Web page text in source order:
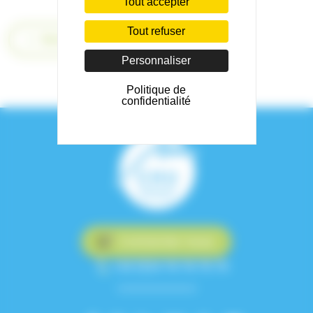
+33 (0)4 76 76 75 75
Tout refuser
Personnaliser
Politique de
confidentialité